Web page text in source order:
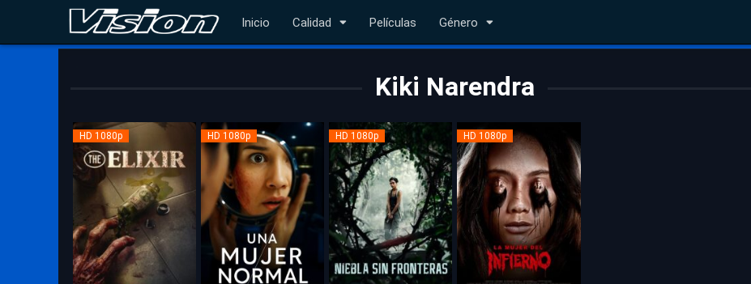
Inicio Calidad Películas Género
Kiki Narendra
HD 1080p HD 1080p HD 1080p HD 1080p